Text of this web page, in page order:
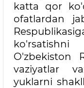
katta qor
ofatlardan
O'zbekiston
vaziyatlar
yuklarni